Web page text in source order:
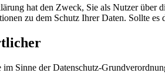
hat den Zweck, Sie als Nutzer über
zu dem Schutz Ihrer Daten. Sollte
Sinne der Datenschutz-